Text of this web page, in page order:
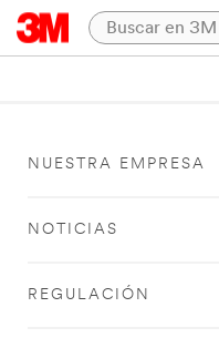
NUESTRA EMPRESA
NOTICIAS
REGULACIÓN